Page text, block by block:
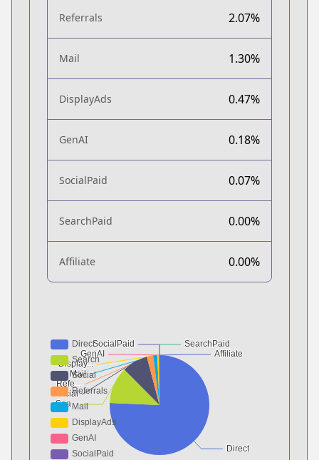
Referrals 2.07%
Mail 1.30%
DisplayAds 0.47%
GenAI 0.18%
SocialPaid 0.07%
SearchPaid 0.00%
Affiliate 0.00%